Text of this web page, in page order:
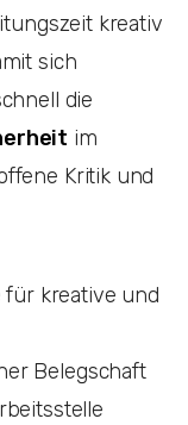
kreativ
sich
die
im
Kritik und
für kreative und
Belegschaft